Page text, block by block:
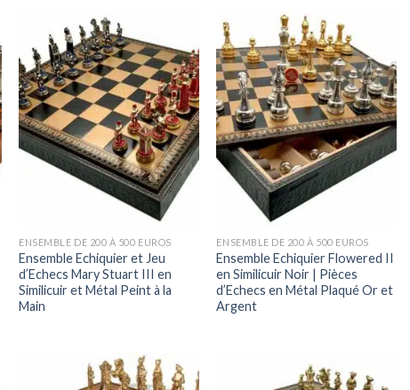
ENSEMBLE DE 200 À 500 EUROS
Ensemble Echiquier et Jeu
d’Echecs Mary Stuart III en
Similicuir et Métal Peint à la
Main
ENSEMBLE DE 200 À 500 EUROS
Ensemble Echiquier Flowered II
en Similicuir Noir | Pièces
d’Echecs en Métal Plaqué Or et
Argent